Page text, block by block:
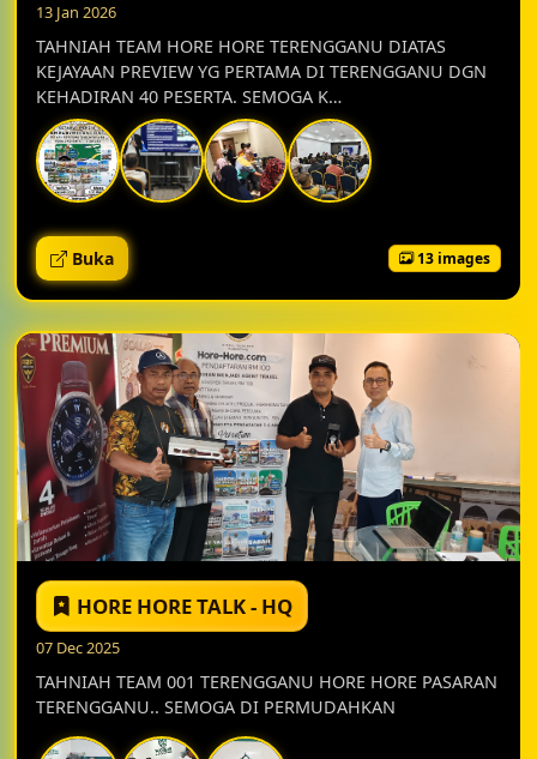
13 Jan 2026
TAHNIAH TEAM HORE HORE TERENGGANU DIATAS
KEJAYAAN PREVIEW YG PERTAMA DI TERENGGANU DGN
KEHADIRAN 40 PESERTA. SEMOGA K…
Buka 13 images
HORE HORE TALK - HQ
07 Dec 2025
TAHNIAH TEAM 001 TERENGGANU HORE HORE PASARAN
TERENGGANU.. SEMOGA DI PERMUDAHKAN